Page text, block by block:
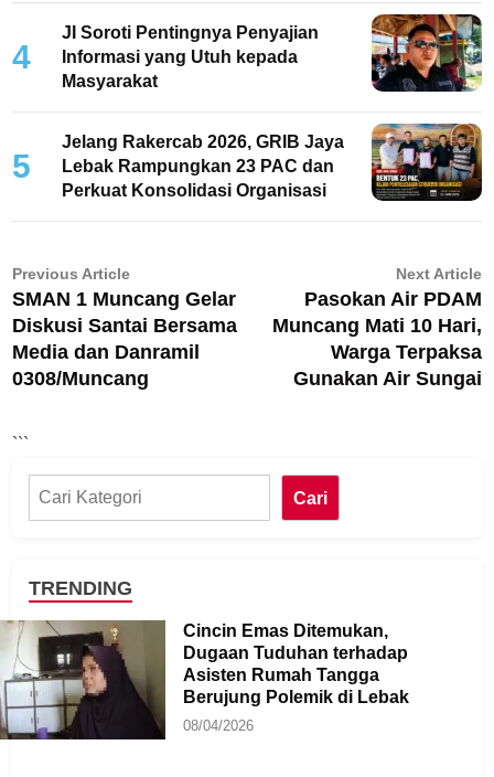
4
JI Soroti Pentingnya Penyajian
Informasi yang Utuh kepada
Masyarakat
5
Jelang Rakercab 2026, GRIB Jaya
Lebak Rampungkan 23 PAC dan
Perkuat Konsolidasi Organisasi
Navigasi
pos
Previous ArticlePrevious
article:
SMAN 1 Muncang Gelar
Diskusi Santai Bersama
Media dan Danramil
0308/Muncang
Next Article
Pasokan Air PDAM
Muncang Mati 10 Hari,
Warga Terpaksa
Gunakan Air Sungai
```
Cari
Cari
TRENDING
Cincin Emas Ditemukan,
Dugaan Tuduhan terhadap
Asisten Rumah Tangga
Berujung Polemik di Lebak
08/04/2026